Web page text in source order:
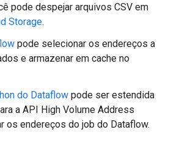
pode despejar arquivos CSV em
Storage.
pode selecionar os endereços a
e armazenar em cache no
do Dataflow pode ser estendida
a API High Volume Address
os endereços do job do Dataflow.